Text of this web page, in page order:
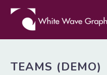
TEAMS (DEMO)